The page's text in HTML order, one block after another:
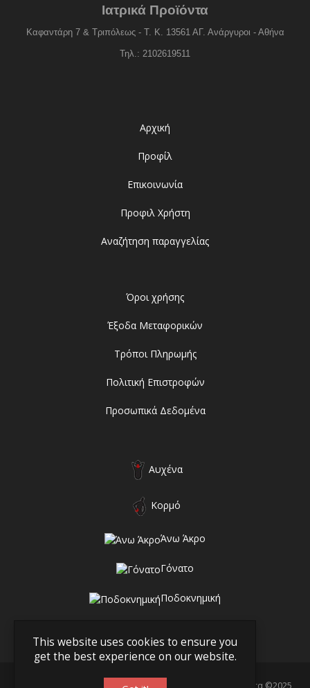
Ιατρικά Προϊόντα
Καφαντάρη 7 & Τριπόλεως - Τ. Κ. 13561 ΑΓ. Ανάργυροι - Αθήνα
Τηλ.: 2102619511
Αρχική
Προφίλ
Επικοινωνία
Προφιλ Χρήστη
Αναζήτηση παραγγελίας
Όροι χρήσης
Έξοδα Μεταφορικών
Τρόποι Πληρωμής
Πολιτική Επιστροφών
Προσωπικά Δεδομένα
Αυχένα
Κορμό
Άνω Άκρο
Γόνατο
Ποδοκνημική
Γραμμή Υγείας - Ορθοπεδικά Ανατομικά & Ιατρικά Προϊόντα ©2025
This website uses cookies to ensure you
get the best experience on our website.